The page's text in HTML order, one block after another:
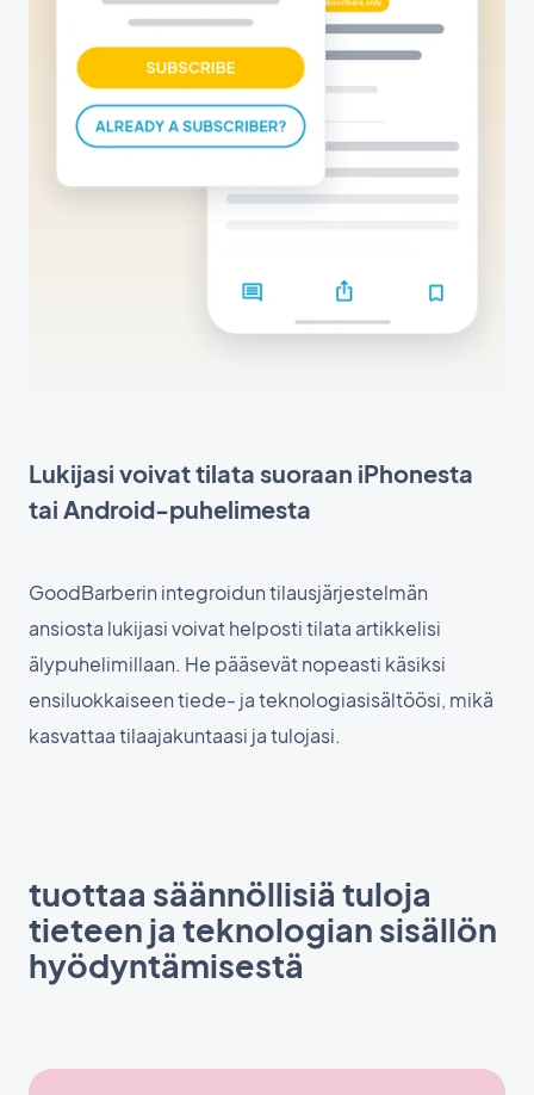
Lukijasi voivat tilata suoraan iPhonesta
tai Android-puhelimesta
GoodBarberin integroidun tilausjärjestelmän
ansiosta lukijasi voivat helposti tilata artikkelisi
älypuhelimillaan. He pääsevät nopeasti käsiksi
ensiluokkaiseen tiede- ja teknologiasisältöösi, mikä
kasvattaa tilaajakuntaasi ja tulojasi.
tuottaa säännöllisiä tuloja
tieteen ja teknologian sisällön
hyödyntämisestä